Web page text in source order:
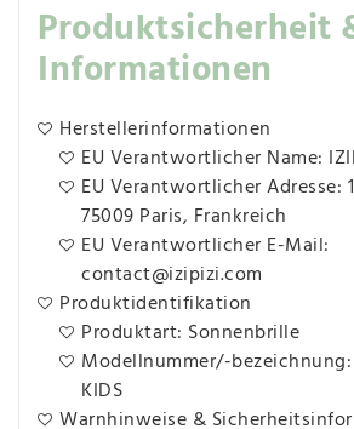
Produktsicherheit
Informationen
Herstellerinformationen
EU Verantwortlicher Name:
EU Verantwortlicher Adresse:
75009 Paris, Frankreich
EU Verantwortlicher E-Mail:
contact@izipizi.com
Produktidentifikation
Produktart: Sonnenbrille
Modellnummer/-
KIDS
Warnhinweise &